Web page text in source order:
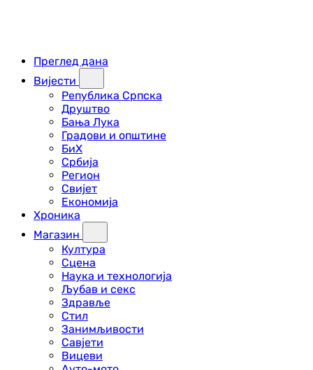
Преглед дана
Вијести
Република Српска
Друштво
Бања Лука
Градови и општине
БиХ
Србија
Регион
Свијет
Економија
Хроника
Магазин
Култура
Сцена
Наука и технологија
Љубав и секс
Здравље
Стил
Занимљивости
Савјети
Вицеви